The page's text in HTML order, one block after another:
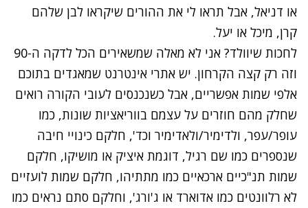
או דניאל, אבל תראו לי את ההורים שיקראו לבן שלהם
קרן, מיכל או יעל.
לחכות שיוולד? אני לא מאלה שמשאירים הכל לדקה ה-90
וזה רק קצה הקרחון. יש אתרי אינטרנט שמאגדים בתוכם
אלפי שמות אפשריים, אבל כשנכנסים לעובי הקורה רואים
שחלק מהם חוזרים על עצמם בווריאציות שונות, כמו
עופר/עפר, ולדימיר/ולאדימיר וכד', חלקם כינויי חיבה
שנספרים כמו שם רגיל, דוגמת איציק או מושיקו, חלקם
שמות תנ"כיים ארכאיים כמו מתתיהו, חלקם שמות לועזיים
לא רלוונטים כמו אדוארד או ג'ורג', וחלקם סתם נראים כמו